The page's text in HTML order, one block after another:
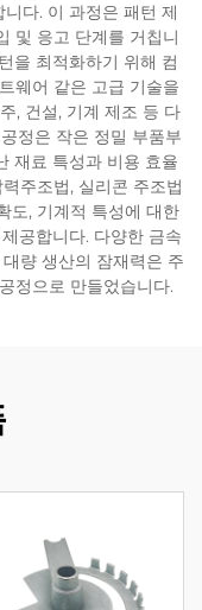
다. 이 과정은 패턴 제
및 응고 단계를 거칩니
을 최적화하기 위해 컴
웨어 같은 고급 기술을
, 건설, 기계 제조 등 다
정은 작은 정밀 부품부
재료 특성과 비용 효율
주조법, 실리콘 주조법
도, 기계적 특성에 대한
공합니다. 다양한 금속
량 생산의 잠재력은 주
정으로 만들었습니다.